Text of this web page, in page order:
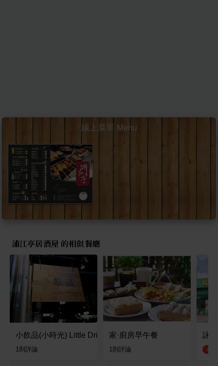
線上菜單 Menu
浦江亭居酒屋 的相似餐廳
小飲品(小時光) Little Drinking
1則評論
家·廚房早午餐
1則評論
詠
4.5